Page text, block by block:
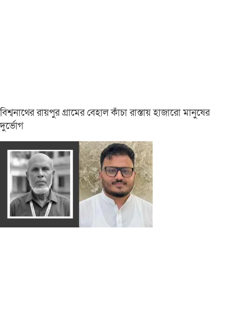
বিশ্বনাথের রায়পুর গ্রামের বেহাল কাঁচা রাস্তায় হাজারো মানুষের
দুর্ভোগ